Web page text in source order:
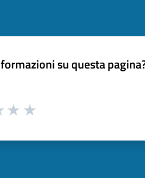
su questa